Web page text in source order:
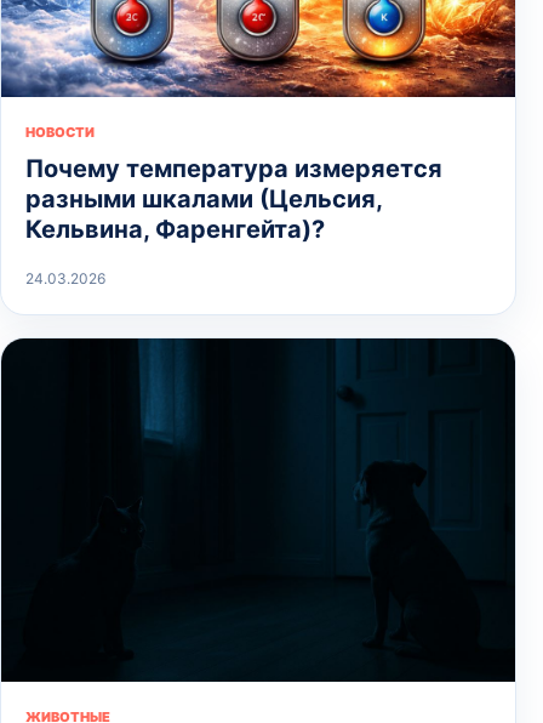
НОВОСТИ
Почему температура измеряется
разными шкалами (Цельсия,
Кельвина, Фаренгейта)?
24.03.2026
ЖИВОТНЫЕ